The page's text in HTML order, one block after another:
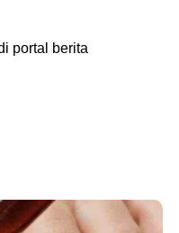
portal berita